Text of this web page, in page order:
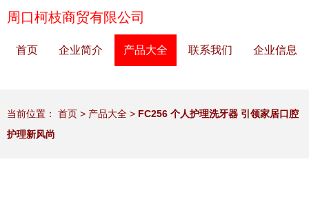
周口柯枝商贸有限公司
首页 企业简介 产品大全 联系我们 企业信息
当前位置： 首页 > 产品大全 > FC256 个人护理洗牙器 引领家居口腔
护理新风尚